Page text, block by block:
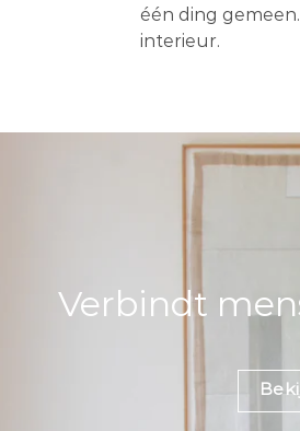
één ding
interieur.
Verbindt